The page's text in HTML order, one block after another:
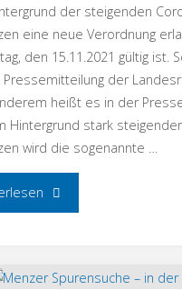
der steigenden
eine neue Verordnung
den 15.11.2021 gültig ist.
der
heißt es in der
Hintergrund stark
wird die sogenannte …
"Corona-
des